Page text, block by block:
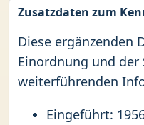
Zusatzdaten zum
Diese ergänzenden
Einordnung und der
weiterführenden
Eingeführt: